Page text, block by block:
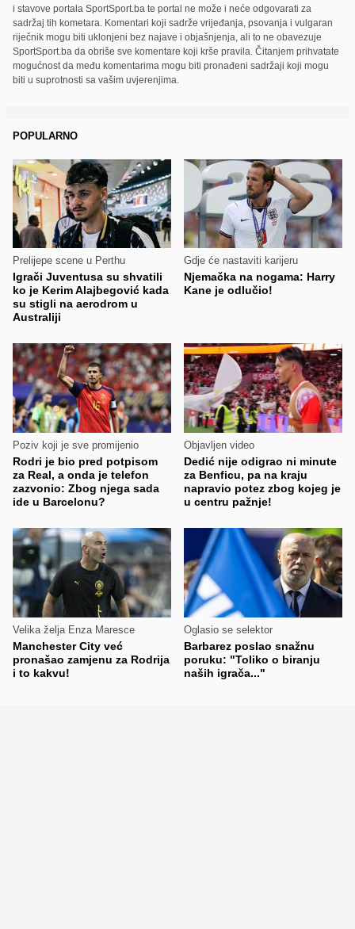
i stavove portala SportSport.ba te portal ne može i neće odgovarati za
sadržaj tih kometara. Komentari koji sadrže vrijeđanja, psovanja i vulgaran
riječnik mogu biti uklonjeni bez najave i objašnjenja, ali to ne obavezuje
SportSport.ba da obriše sve komentare koji krše pravila. Čitanjem prihvatate
mogućnost da među komentarima mogu biti pronađeni sadržaji koji mogu
biti u suprotnosti sa vašim uvjerenjima.
POPULARNO
Prelijepe scene u Perthu
Igrači Juventusa su shvatili
ko je Kerim Alajbegović kada
su stigli na aerodrom u
Australiji
Gdje će nastaviti karijeru
Njemačka na nogama: Harry
Kane je odlučio!
Poziv koji je sve promijenio
Rodri je bio pred potpisom
za Real, a onda je telefon
zazvonio: Zbog njega sada
ide u Barcelonu?
Objavljen video
Dedić nije odigrao ni minute
za Benficu, pa na kraju
napravio potez zbog kojeg je
u centru pažnje!
Velika želja Enza Maresce
Manchester City već
pronašao zamjenu za Rodrija
i to kakvu!
Oglasio se selektor
Barbarez poslao snažnu
poruku: "Toliko o biranju
naših igrača..."